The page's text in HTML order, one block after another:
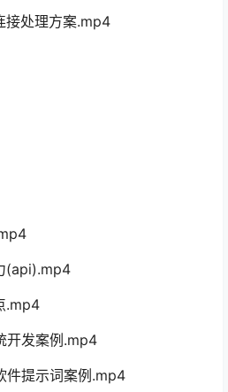
接处理方案.mp4
(api).mp4
.mp4
开发案例.mp4
件提示词案例.mp4